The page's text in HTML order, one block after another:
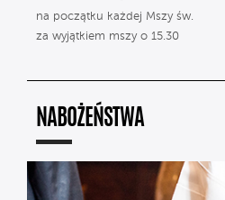
na początku każdej Mszy św.
za wyjątkiem mszy o 15.30
NABOŻEŃSTWA